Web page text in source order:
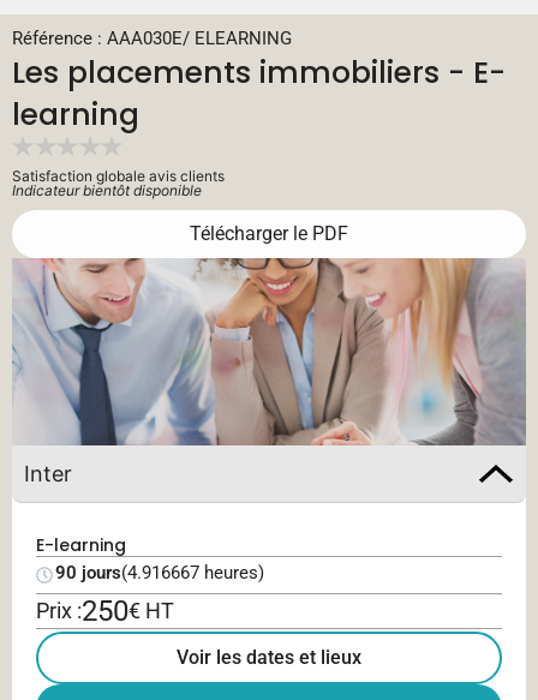
Référence : AAA030E/ ELEARNING
Les placements immobiliers - E-
learning
Satisfaction globale avis clients
Indicateur bientôt disponible
Télécharger le PDF
Inter
E-learning
90 jours(4.916667 heures)
Prix :250€ HT
Voir les dates et lieux